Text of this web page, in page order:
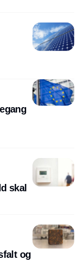
skal
og